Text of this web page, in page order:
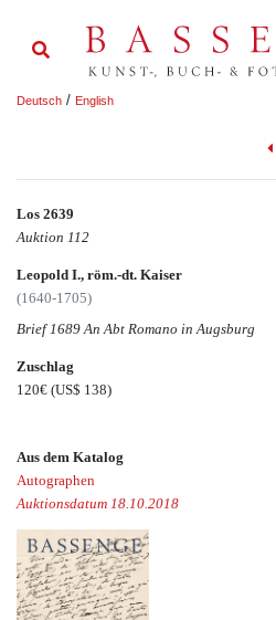
Deutsch / English
Los 2639
Auktion 112
Leopold I., röm.-dt. Kaiser
(1640-1705)
Brief 1689 An Abt Romano in Augsburg
Zuschlag
120€ (US$ 138)
Aus dem Katalog
Autographen
Auktionsdatum 18.10.2018